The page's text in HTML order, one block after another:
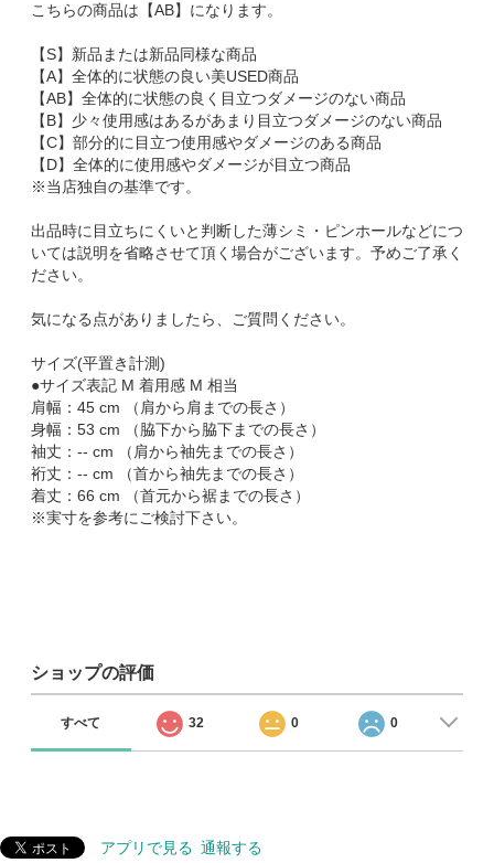
こちらの商品は【AB】になります。
【S】新品または新品同様な商品
【A】全体的に状態の良い美USED商品
【AB】全体的に状態の良く目立つダメージのない商品
【B】少々使用感はあるがあまり目立つダメージのない商品
【C】部分的に目立つ使用感やダメージのある商品
【D】全体的に使用感やダメージが目立つ商品
※当店独自の基準です。
出品時に目立ちにくいと判断した薄シミ・ピンホールなどにつ
いては説明を省略させて頂く場合がございます。予めご了承く
ださい。
気になる点がありましたら、ご質問ください。
サイズ(平置き計測)
●サイズ表記 M 着用感 M 相当
肩幅：45 cm （肩から肩までの長さ）
身幅：53 cm （脇下から脇下までの長さ）
袖丈：-- cm （肩から袖先までの長さ）
裄丈：-- cm （首から袖先までの長さ）
着丈：66 cm （首元から裾までの長さ）
※実寸を参考にご検討下さい。
ショップの評価
すべて 32 0 0
アプリで見る 通報する